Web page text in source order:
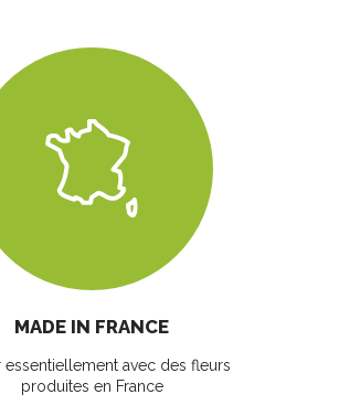
MADE IN FRANCE
essentiellement avec des fleurs
produites en France